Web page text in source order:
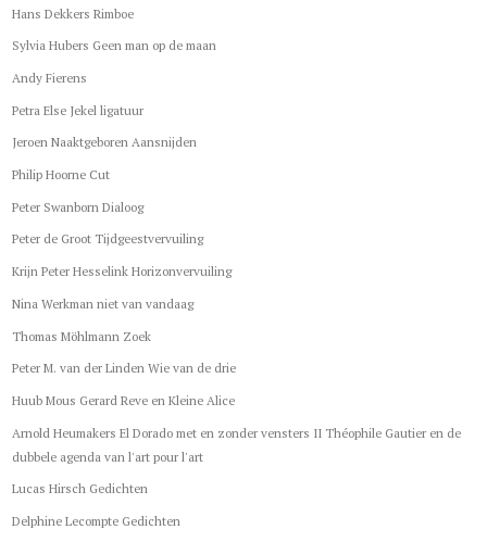
Hans Dekkers Rimboe
Sylvia Hubers Geen man op de maan
Andy Fierens
Petra Else Jekel ligatuur
Jeroen Naaktgeboren Aansnijden
Philip Hoorne Cut
Peter Swanborn Dialoog
Peter de Groot Tijdgeestvervuiling
Krijn Peter Hesselink Horizonvervuiling
Nina Werkman niet van vandaag
Thomas Möhlmann Zoek
Peter M. van der Linden Wie van de drie
Huub Mous Gerard Reve en Kleine Alice
Arnold Heumakers El Dorado met en zonder vensters II Théophile Gautier en de
dubbele agenda van l'art pour l'art
Lucas Hirsch Gedichten
Delphine Lecompte Gedichten